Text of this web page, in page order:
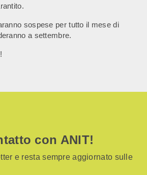
sospese per tutto il mese di
a settembre.
con ANIT!
e resta sempre aggiornato sulle